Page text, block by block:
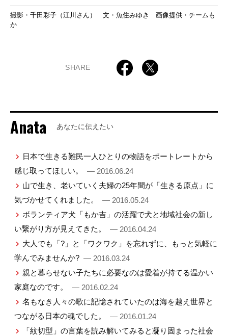
撮影・千田彩子（江川さん） 文・魚住みゆき 画像提供・チームも
か
SHARE
Anata あなたに伝えたい
日本で生きる難民一人ひとりの物語をポートレートから
感じ取ってほしい。
— 2016.06.24
山で生き、老いていく夫婦の25年間が「生きる原点」に
気づかせてくれました。
— 2016.05.24
ボランティア犬「もか吉」の活躍で犬と地域社会の新し
い繋がり方が見えてきた。
— 2016.04.24
大人でも「?」と「ワクワク」を忘れずに、もっと気軽に
学んでみませんか? — 2016.03.24
親と暮らせない子たちに必要なのは愛着が持てる温かい
家庭なのです。
— 2016.02.24
名もなき人々の歌に記憶されていたのは海を越え世界と
つながる日本の魂でした。
— 2016.01.24
「紋切型」の言葉を読み解いてみると凝り固まった社会